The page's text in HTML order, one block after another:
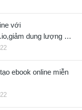
với
dung lượng …
ebook online miễn